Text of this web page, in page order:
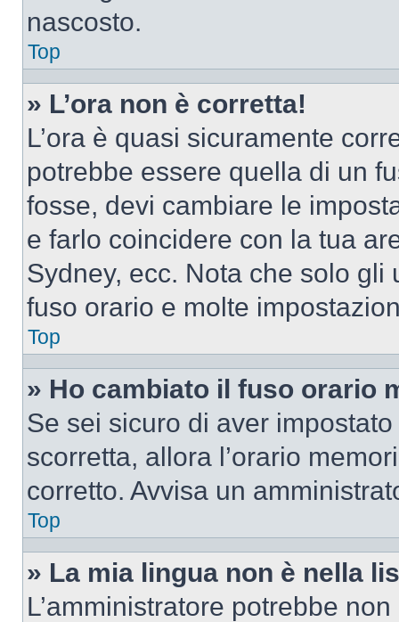
nascosto.
Top
» L’ora non è corretta!
L’ora è quasi sicuramente
potrebbe essere quella di un
fosse, devi cambiare le
e farlo coincidere con la tua
Sydney, ecc. Nota che solo
fuso orario e molte
Top
» Ho cambiato il fuso orario
Se sei sicuro di aver
scorretta, allora l’orario
corretto. Avvisa un
Top
» La mia lingua non è nella
L’amministratore potrebbe